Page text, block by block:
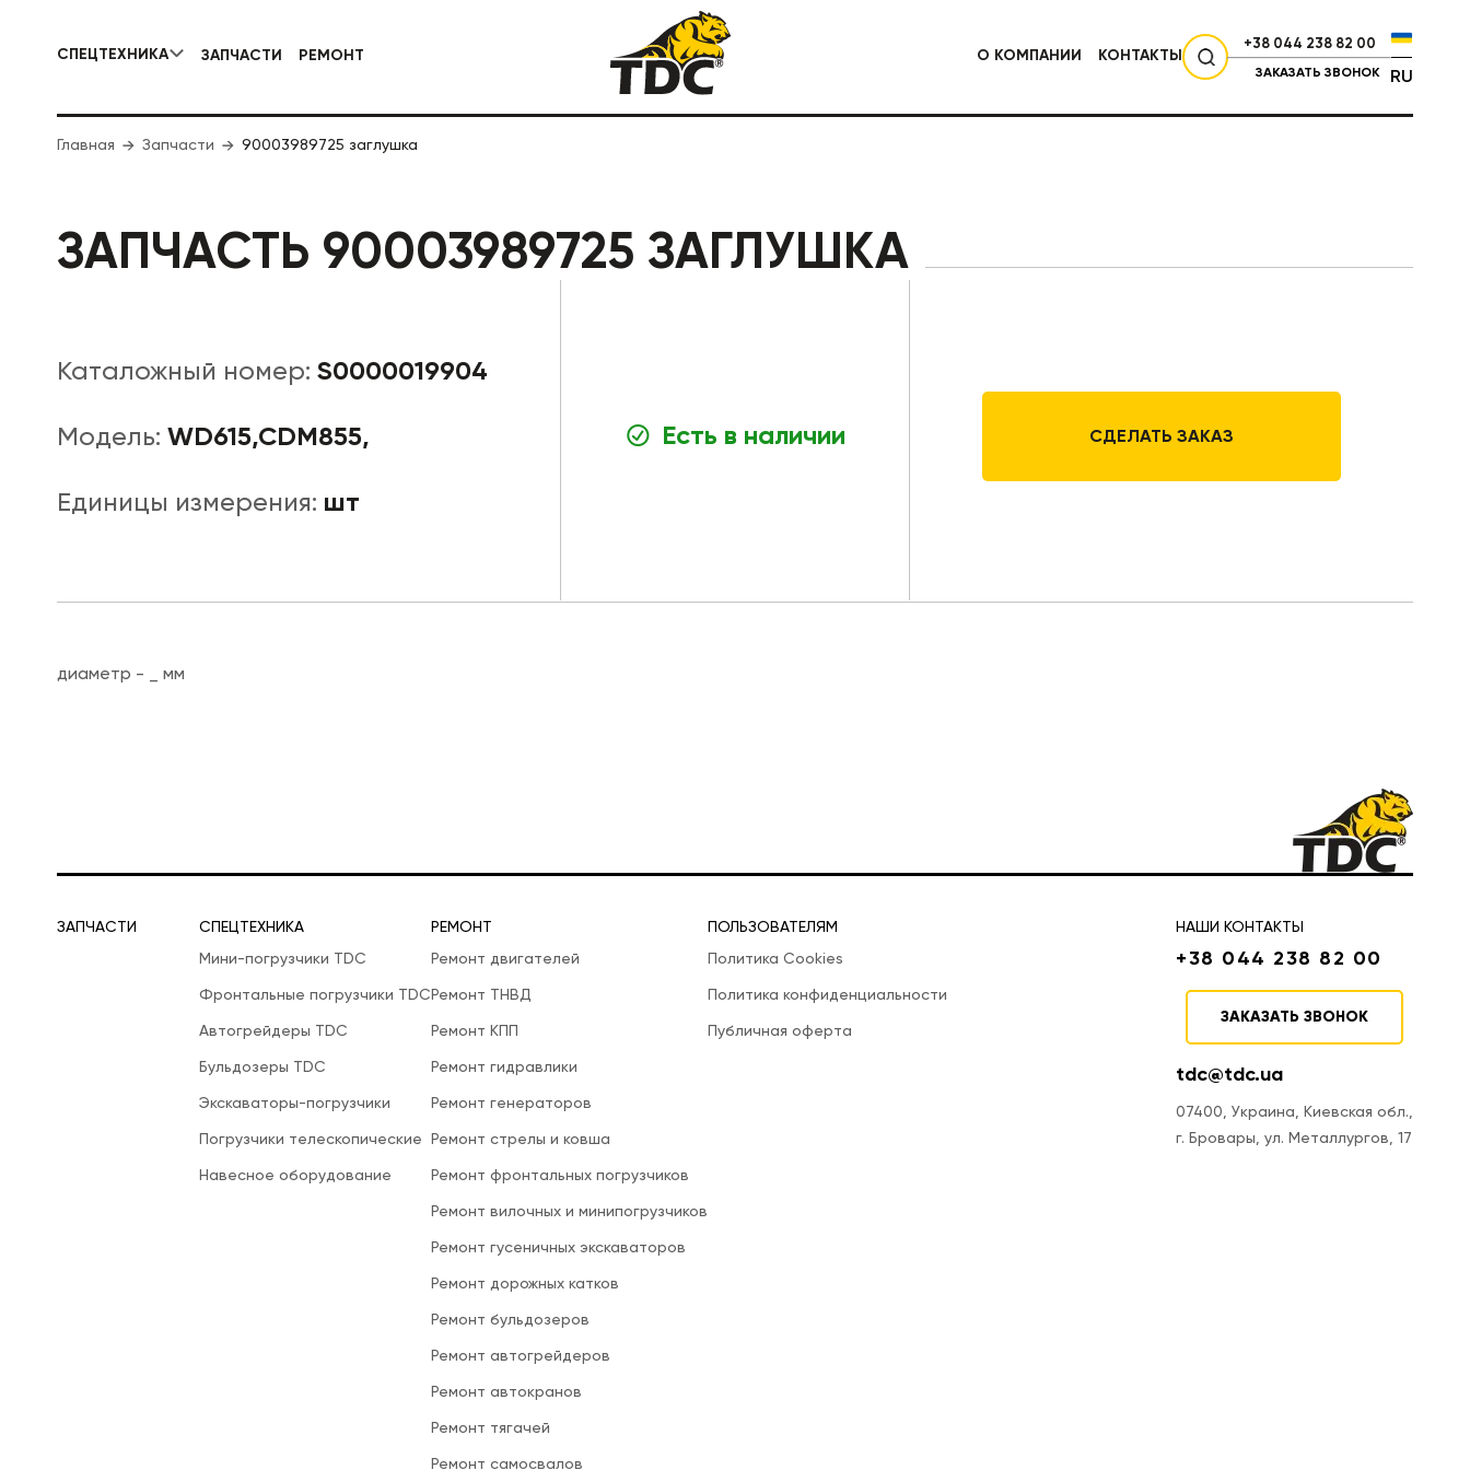
СПЕЦТЕХНИКА
КОММУНАЛЬНАЯ СПЕЦТЕХНИКА ДОРОЖНАЯ СПЕЦТЕХНИКА
ЗАПЧАСТИ РЕМОНТ О КОМПАНИИ КОНТАКТЫ
+38 044 238 82 00
ЗАКАЗАТЬ ЗВОНОК RU
Главная Запчасти 90003989725 заглушка
ЗАПЧАСТЬ 90003989725 ЗАГЛУШКА
Каталожный номер: S0000019904
Модель: WD615,CDM855,
Единицы измерения: шт
Есть в наличии СДЕЛАТЬ ЗАКАЗ
диаметр - _ мм
ЗАПЧАСТИ
СПЕЦТЕХНИКА
Мини-погрузчики TDC
Фронтальные погрузчики TDC
Автогрейдеры TDC
Бульдозеры TDC
Экскаваторы-погрузчики
Погрузчики телескопические
Навесное оборудование
РЕМОНТ
Ремонт двигателей
Ремонт ТНВД
Ремонт КПП
Ремонт гидравлики
Ремонт генераторов
Ремонт стрелы и ковша
Ремонт фронтальных погрузчиков
Ремонт вилочных и минипогрузчиков
Ремонт гусеничных экскаваторов
Ремонт дорожных катков
Ремонт бульдозеров
Ремонт автогрейдеров
Ремонт автокранов
Ремонт тягачей
Ремонт самосвалов
ПОЛЬЗОВАТЕЛЯМ
Политика Cookies
Политика конфиденциальности
Публичная оферта
НАШИ КОНТАКТЫ
+38 044 238 82 00
ЗАКАЗАТЬ ЗВОНОК
tdc@tdc.ua
07400, Украина, Киевская обл.,
г. Бровары, ул. Металлургов, 17